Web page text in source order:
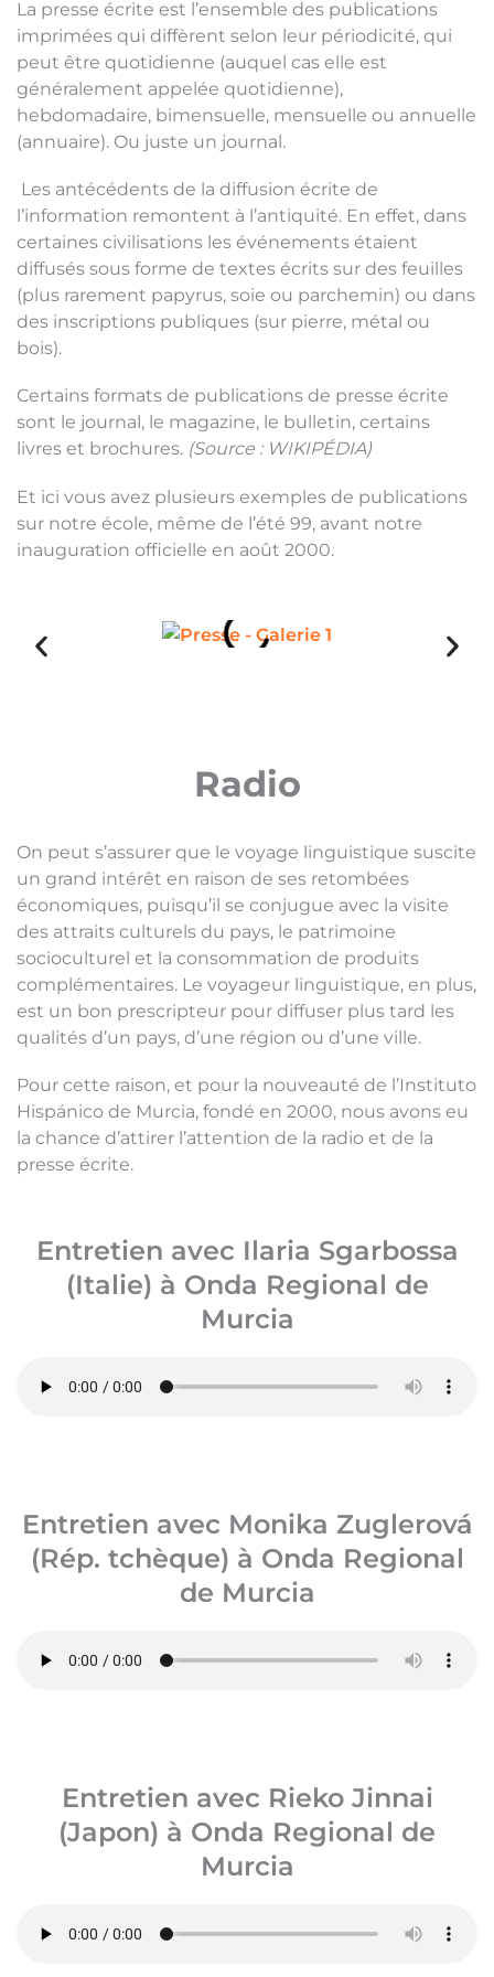
La presse écrite est l’ensemble des publications
imprimées qui diffèrent selon leur périodicité, qui
peut être quotidienne (auquel cas elle est
généralement appelée quotidienne),
hebdomadaire, bimensuelle, mensuelle ou annuelle
(annuaire). Ou juste un journal.
Les antécédents de la diffusion écrite de
l’information remontent à l’antiquité. En effet, dans
certaines civilisations les événements étaient
diffusés sous forme de textes écrits sur des feuilles
(plus rarement papyrus, soie ou parchemin) ou dans
des inscriptions publiques (sur pierre, métal ou
bois).
Certains formats de publications de presse écrite
sont le journal, le magazine, le bulletin, certains
livres et brochures. (Source : WIKIPÉDIA)
Et ici vous avez plusieurs exemples de publications
sur notre école, même de l’été 99, avant notre
inauguration officielle en août 2000.
Radio
On peut s’assurer que le voyage linguistique suscite
un grand intérêt en raison de ses retombées
économiques, puisqu’il se conjugue avec la visite
des attraits culturels du pays, le patrimoine
socioculturel et la consommation de produits
complémentaires. Le voyageur linguistique, en plus,
est un bon prescripteur pour diffuser plus tard les
qualités d’un pays, d’une région ou d’une ville.
Pour cette raison, et pour la nouveauté de l’Instituto
Hispánico de Murcia, fondé en 2000, nous avons eu
la chance d’attirer l’attention de la radio et de la
presse écrite.
Entretien avec Ilaria Sgarbossa
(Italie) à Onda Regional de
Murcia
Entretien avec Monika Zuglerová
(Rép. tchèque) à Onda Regional
de Murcia
Entretien avec Rieko Jinnai
(Japon) à Onda Regional de
Murcia